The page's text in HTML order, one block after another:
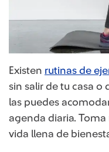
Existen rutinas de
sin salir de tu casa o
las puedes
agenda diaria.
vida llena de